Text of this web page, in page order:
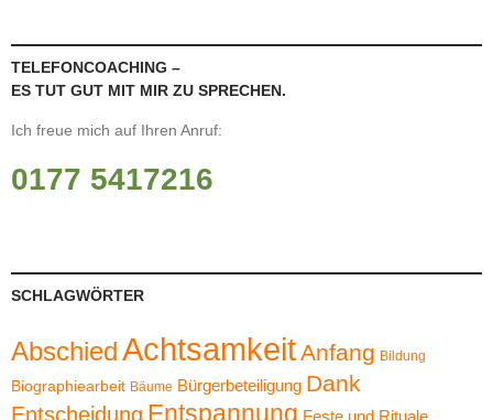
TELEFONCOACHING –
ES TUT GUT MIT MIR ZU SPRECHEN.
Ich freue mich auf Ihren Anruf:
0177 5417216
SCHLAGWÖRTER
AbschiedAchtsamkeitAnfang Bildung
Biographiearbeit Bäume Bürgerbeteiligung Dank
Entscheidung Entspannung